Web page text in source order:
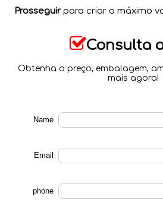
Prosseguirpara criar o máximo
Consulta
Obtenha o preço, embalagem,
mais agora!
Name
Email
phone